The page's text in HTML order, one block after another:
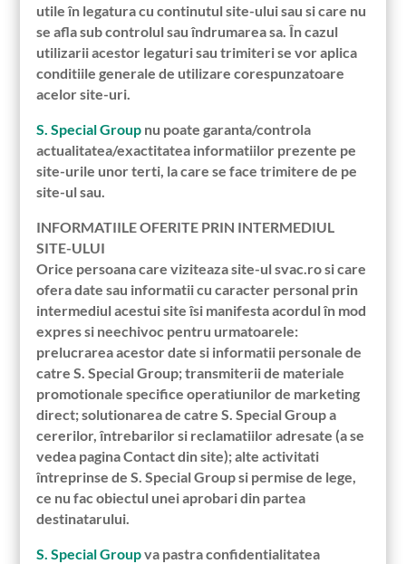
utile în legatura cu continutul site-ului sau si care nu
se afla sub controlul sau îndrumarea sa. În cazul
utilizarii acestor legaturi sau trimiteri se vor aplica
conditiile generale de utilizare corespunzatoare
acelor site-uri.
S. Special Group nu poate garanta/controla
actualitatea/exactitatea informatiilor prezente pe
site-urile unor terti, la care se face trimitere de pe
site-ul sau.
INFORMATIILE OFERITE PRIN INTERMEDIUL
SITE-ULUI
Orice persoana care viziteaza site-ul svac.ro si care
ofera date sau informatii cu caracter personal prin
intermediul acestui site îsi manifesta acordul în mod
expres si neechivoc pentru urmatoarele:
prelucrarea acestor date si informatii personale de
catre S. Special Group; transmiterii de materiale
promotionale specifice operatiunilor de marketing
direct; solutionarea de catre S. Special Group a
cererilor, întrebarilor si reclamatiilor adresate (a se
vedea pagina Contact din site); alte activitati
întreprinse de S. Special Group si permise de lege,
ce nu fac obiectul unei aprobari din partea
destinatarului.
S. Special Groupva pastra confidentialitatea